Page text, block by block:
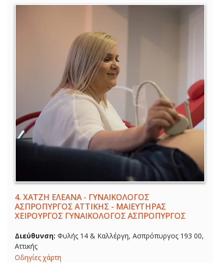
4. ΧΑΤΖΗ ΕΛΕΑΝΑ - ΓΥΝΑΙΚΟΛΟΓΟΣ
ΑΣΠΡΟΠΥΡΓΟΣ ΑΤΤΙΚΗΣ - ΜΑΙΕΥΤΗΡΑΣ
ΧΕΙΡΟΥΡΓΟΣ ΓΥΝΑΙΚΟΛΟΓΟΣ ΑΣΠΡΟΠΥΡΓΟΣ
Διεύθυνση: Φυλής 14 & Καλλέργη, Ασπρόπυργος 193 00,
Αττικής
Οδηγίες χάρτη